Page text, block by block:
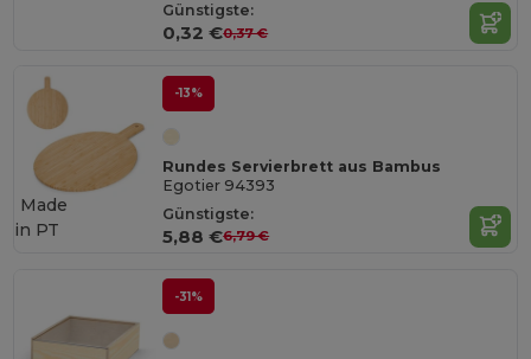
Günstigste:
0,32 €0,37 €
-13%
Rundes Servierbrett aus Bambus
Egotier 94393
Günstigste:
5,88 €6,79 €
Made
in PT
-31%